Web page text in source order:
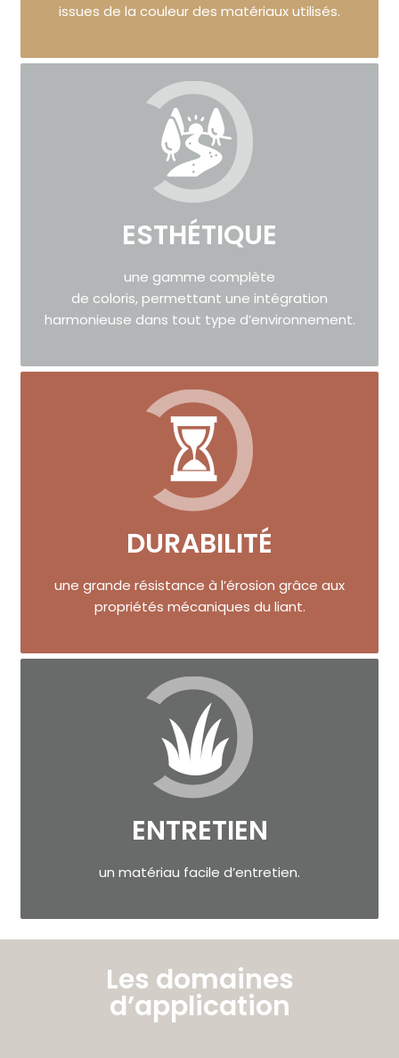
issues de la couleur des matériaux utilisés.
ESTHÉTIQUE
une gamme complète
de coloris, permettant une intégration
harmonieuse dans tout type d’environnement.
DURABILITÉ
une grande résistance à l’érosion grâce aux
propriétés mécaniques du liant.
ENTRETIEN
un matériau facile d’entretien.
Les domaines
d’application